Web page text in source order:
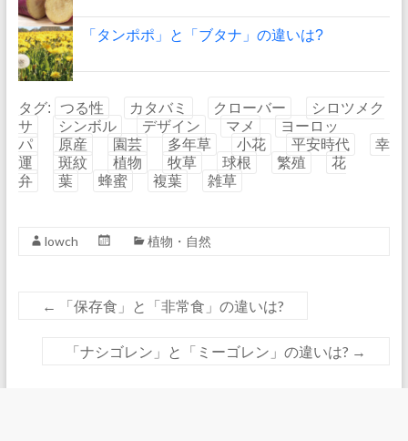
「タンポポ」と「ブタナ」の違いは?
タグ: つる性 カタバミ クローバー
シロツメク
サ
シンボル デザイン マメ
ヨーロッ
パ
原産 園芸 多年草 小花 平安時代
幸
運
斑紋 植物 牧草 球根 繁殖
花
弁
葉 蜂蜜 複葉 雑草
lowch 植物・自然
← 「保存食」と「非常食」の違いは?
「ナシゴレン」と「ミーゴレン」の違いは? →